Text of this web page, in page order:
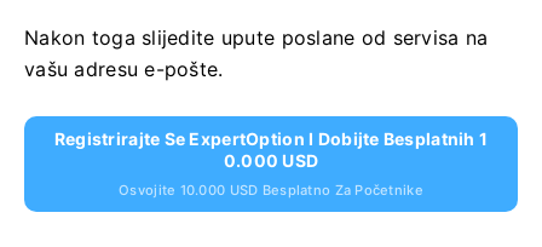
Nakon toga slijedite upute poslane od servisa na
vašu adresu e-pošte.
Registrirajte Se ExpertOption I Dobijte Besplatnih 1
0.000 USD
Osvojite 10.000 USD Besplatno Za Početnike